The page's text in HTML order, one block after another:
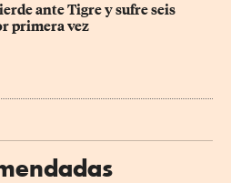
ante Tigre y sufre seis
primera vez